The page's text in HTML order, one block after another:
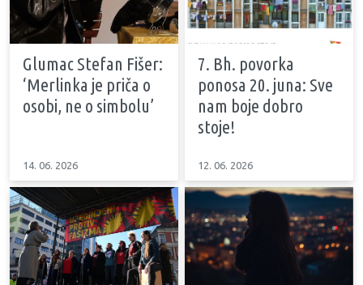
Glumac Stefan Fišer:
‘Merlinka je priča o
osobi, ne o simbolu’
14. 06. 2026
7. Bh. povorka
ponosa 20. juna: Sve
nam boje dobro
stoje!
12. 06. 2026